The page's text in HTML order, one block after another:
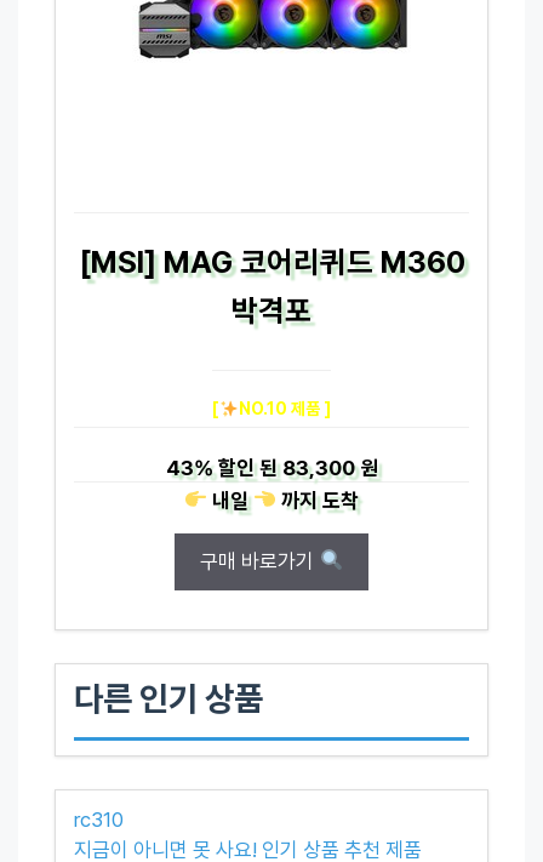
[MSI] MAG 코어리퀴드 M360
박격포
[ NO.10 제품 ]
43%할인 된83,300 원
내일
까지도착
구매 바로가기
다른 인기 상품
rc310
지금이 아니면 못 사요! 인기 상품 추천 제품